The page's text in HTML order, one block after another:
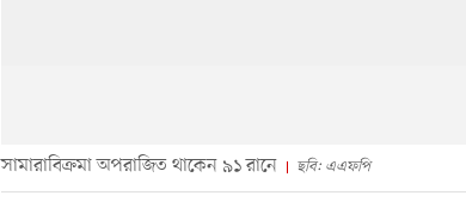
সামারাবিক্রমা অপরাজিত থাকেন ৯১ রানে ছবি: এএফপি